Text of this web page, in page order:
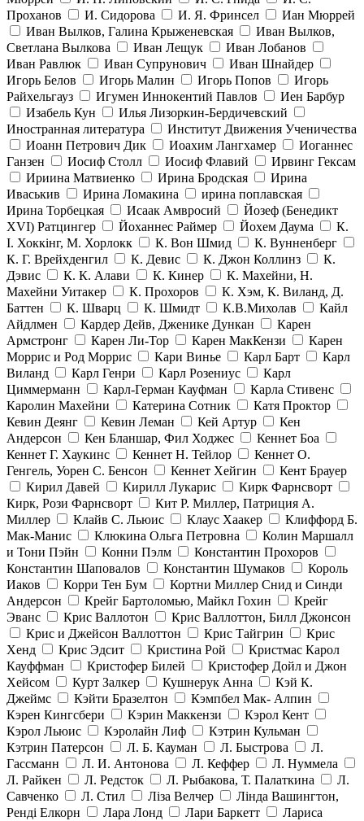
Проханов
И. Сидорова И. Я. Фринсел
Иан Мюррей
Иван Вылков, Галина Крыженевская
Иван Вылков,
Светлана Вылкова
Иван Лещук
Иван Лобанов
Иван Равлюк
Иван Супрунович
Иван Шнайдер
Игорь Белов
Игорь Малин Игорь Попов
Игорь
Райхельгауз
Игумен Иннокентий Павлов
Иен Барбур
Изабель Кун
Илья Лизоркин-Бердичевский
Иностранная литература
Институт Движения Ученичества
Иоанн Петрович Дик
Иоахим Лангхамер
Иоганнес
Ганзен
Иосиф Столл Иосиф Флавий
Ирвинг Гексам
Ириина Матвиенко
Ирина Бродская
Ирина
Иваськив
Ирина Ломакина
ирина поплавская
Ирина Торбецкая
Исаак Амвросий
Йозеф (Бенедикт
ХVI) Ратцингер
Йоханнес Раймер Йохем Даума
К.
І. Хоккінг, М. Хорлокк
К. Вон Шмид
К. Вунненберг
К. Г. Врейхденгил
К. Девис К. Джон Коллинз
К.
Дэвис
К. К. Алави К. Кинер
К. Махейни, Н.
Махейни Уитакер
К. Прохоров
К. Хэм, К. Виланд, Д.
Баттен
К. Шварц К. Шмидт К.В.Михолав
Кайл
Айдлмен
Кардер Дейв, Дженике Дункан
Карен
Армстронг
Карен Ли-Тор Карен МакКензи
Карен
Моррис и Род Моррис
Кари Винье Карл Барт
Карл
Виланд
Карл Генри Карл Розениус
Карл
Циммерманн
Карл-Герман Кауфман
Карла Стивенс
Каролин Махейни
Катерина Сотник
Катя Проктор
Кевин Деянг
Кевин Леман Кей Артур
Кен
Андерсон
Кен Бланшар, Фил Ходжес
Кеннет Боа
Кеннет Г. Хаукинс
Кеннет Н. Тейлор
Кеннет О.
Генгель, Уорен С. Бенсон
Кеннет Хейгин
Кент Брауер
Кирил Давей
Кирилл Лукарис
Кирк Фарнсворт
Кирк, Рози Фарнсворт
Кит Р. Миллер, Патриция А.
Миллер
Клайв С. Льюис Клаус Хаакер
Клиффорд Б.
Мак-Манис
Клюкина Ольга Петровна
Колин Маршалл
и Тони Пэйн
Конни Пэлм
Константин Прохоров
Константин Шаповалов
Константин Шумаков
Король
Иаков
Корри Тен Бум
Кортни Миллер Снид и Синди
Андерсон
Крейг Бартоломью, Майкл Гохин
Крейг
Эванс
Крис Валлотон
Крис Валлоттон, Билл Джонсон
Крис и Джейсон Валлоттон
Крис Тайгрин
Крис
Хенд
Крис Эдсит Кристина Рой
Кристмас Карол
Кауффман
Кристофер Билей
Кристофер Дойл и Джон
Хейсом
Курт Залкер Кушнерук Анна
Кэй К.
Джеймс
Кэйти Бразелтон
Кэмпбел Мак- Алпин
Кэрен Кингсбери
Кэрин Маккензи
Кэрол Кент
Кэрол Льюис
Кэролайн Лиф
Кэтрин Кульман
Кэтрин Патерсон
Л. Б. Кауман Л. Быстрова
Л.
Гассманн
Л. И. Антонова Л. Кеффер
Л. Нуммела
Л. Райкен
Л. Редсток Л. Рыбакова, Т. Палаткина
Л.
Савченко
Л. Стил Ліза Велчер
Лінда Вашингтон,
Ренді Елкорн
Лара Лонд Лари Баркетт
Лариса